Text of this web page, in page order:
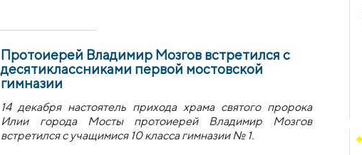
Протоиерей Владимир Мозгов встретился с
десятиклассниками первой мостовской
гимназии
14 декабря настоятель прихода храма святого пророка
Илии города Мосты протоиерей Владимир Мозгов
встретился с учащимися 10 класса гимназии № 1.